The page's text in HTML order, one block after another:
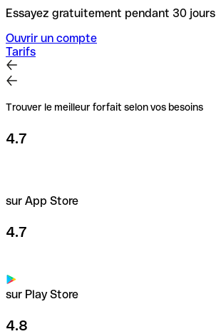
Essayez gratuitement pendant 30 jours
Ouvrir un compte
Tarifs
Trouver le meilleur forfait selon vos besoins
4.7
sur App Store
4.7
sur Play Store
4.8